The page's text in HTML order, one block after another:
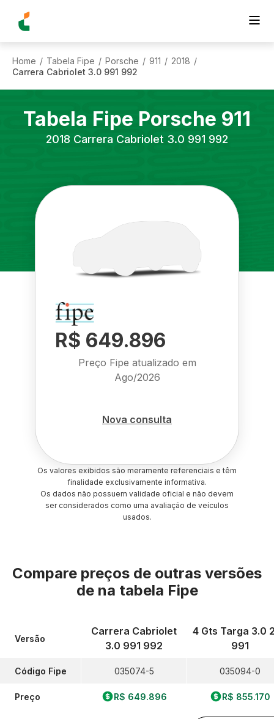
Home / Tabela Fipe / Porsche / 911 / 2018 /
Carrera Cabriolet 3.0 991 992
Tabela Fipe Porsche 911
2018 Carrera Cabriolet 3.0 991 992
R$ 649.896
Preço Fipe atualizado em
Ago/2026
Nova consulta
Os valores exibidos são meramente referenciais e têm
finalidade exclusivamente informativa.
Os dados não possuem validade oficial e não devem
ser considerados como uma avaliação de veículos
usados.
Compare preços de outras versões
de na tabela Fipe
Versão
Código Fipe
Preço
Carrera Cabriolet
3.0 991 992
035074-5
R$ 649.896
4 Gts Targa 3.0
991
035094-0
R$ 855.170